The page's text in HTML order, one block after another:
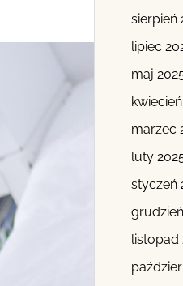
sierpień
lipiec
maj
marzec
luty
styczeń
listopad